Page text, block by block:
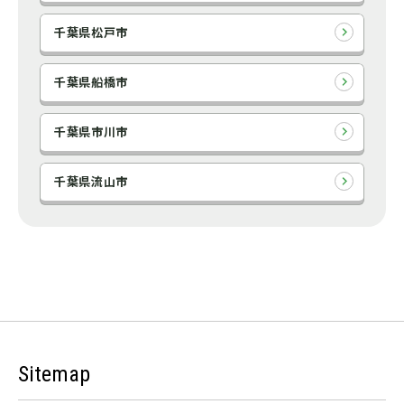
千葉県松戸市
千葉県船橋市
千葉県市川市
千葉県流山市
Sitemap